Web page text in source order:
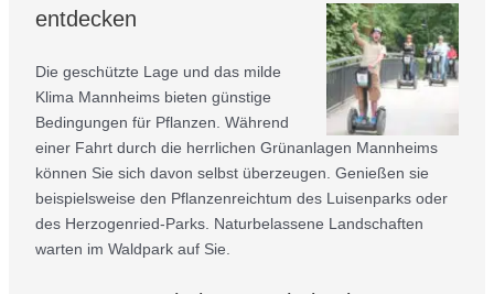
entdecken
Die geschützte Lage und das milde
Klima Mannheims bieten günstige
Bedingungen für Pflanzen. Während
einer Fahrt durch die herrlichen Grünanlagen Mannheims
können Sie sich davon selbst überzeugen. Genießen sie
beispielsweise den Pflanzenreichtum des Luisenparks oder
des Herzogenried-Parks. Naturbelassene Landschaften
warten im Waldpark auf Sie.